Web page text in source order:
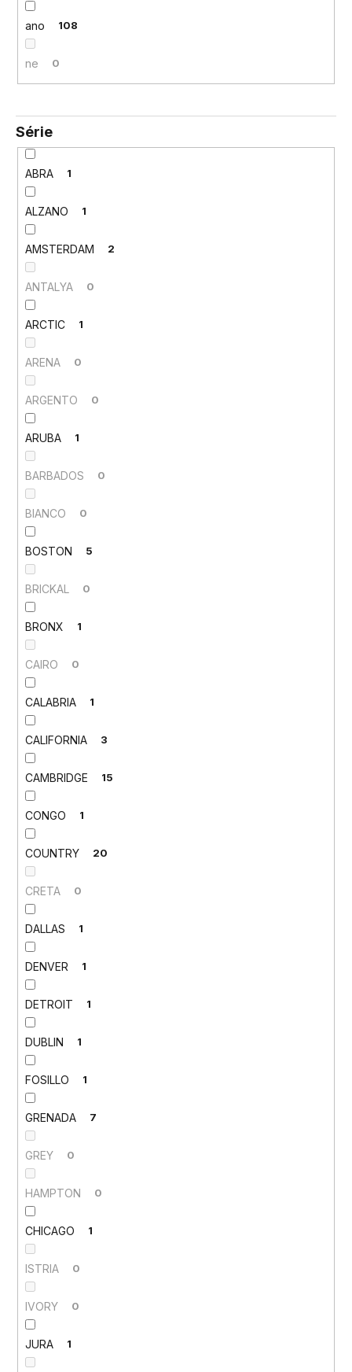
ano 108
ne 0
Série
ABRA 1
ALZANO 1
AMSTERDAM 2
ANTALYA 0
ARCTIC 1
ARENA 0
ARGENTO 0
ARUBA 1
BARBADOS 0
BIANCO 0
BOSTON 5
BRICKAL 0
BRONX 1
CAIRO 0
CALABRIA 1
CALIFORNIA 3
CAMBRIDGE 15
CONGO 1
COUNTRY 20
CRETA 0
DALLAS 1
DENVER 1
DETROIT 1
DUBLIN 1
FOSILLO 1
GRENADA 7
GREY 0
HAMPTON 0
CHICAGO 1
ISTRIA 0
IVORY 0
JURA 1